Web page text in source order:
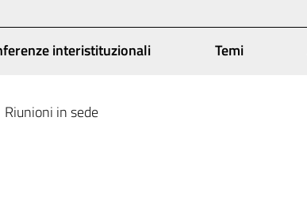
interistituzionali Temi
Riunioni in sede